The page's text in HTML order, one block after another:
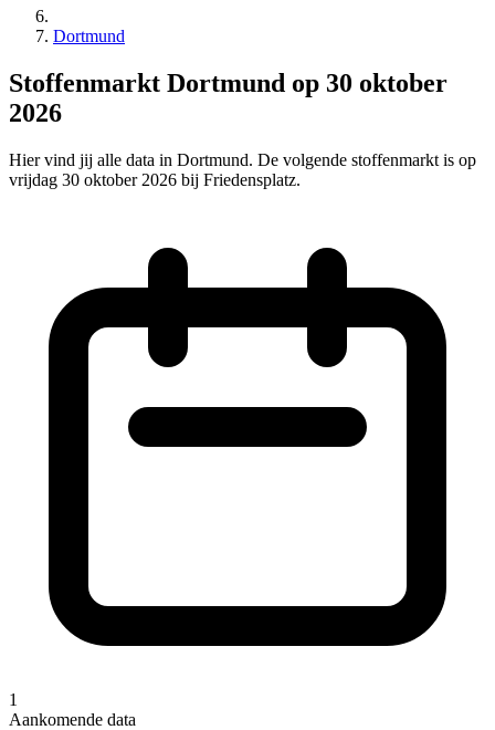
Dortmund
Stoffenmarkt Dortmund op 30 oktober
2026
Hier vind jij alle data in Dortmund. De volgende stoffenmarkt is op
vrijdag 30 oktober 2026 bij Friedensplatz.
1
Aankomende data